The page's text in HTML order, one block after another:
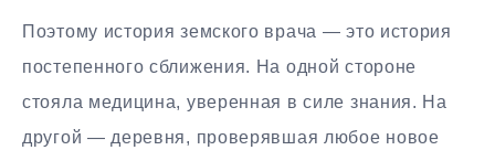
Поэтому история земского врача — это история
постепенного сближения. На одной стороне
стояла медицина, уверенная в силе знания. На
другой — деревня, проверявшая любое новое